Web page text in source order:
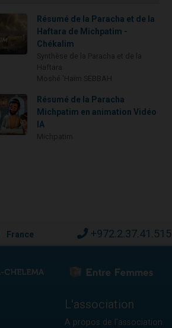
Résumé de la Paracha et de la
Haftara de Michpatim -
Chékalim
Résumé de la Paracha
Michpatim en animation Vidéo
IA
France +972.2.37.41.515
L'association
A propos de l'association